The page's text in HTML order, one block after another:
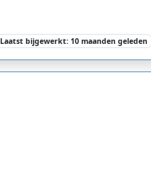
Laatst bijgewerkt: 10 maanden geleden